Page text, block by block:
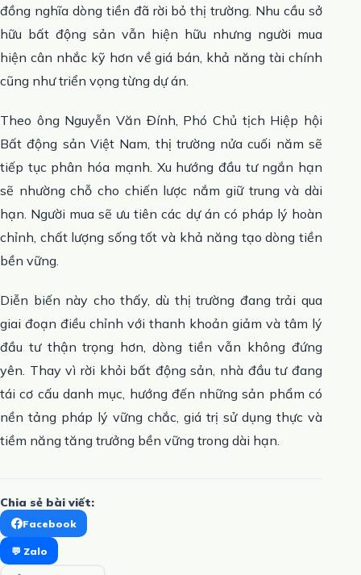
đồng nghĩa dòng tiền đã rời bỏ thị trường. Nhu cầu sở
hữu bất động sản vẫn hiện hữu nhưng người mua
hiện cân nhắc kỹ hơn về giá bán, khả năng tài chính
cũng như triển vọng từng dự án.
Theo ông Nguyễn Văn Đính, Phó Chủ tịch Hiệp hội
Bất động sản Việt Nam, thị trường nửa cuối năm sẽ
tiếp tục phân hóa mạnh. Xu hướng đầu tư ngắn hạn
sẽ nhường chỗ cho chiến lược nắm giữ trung và dài
hạn. Người mua sẽ ưu tiên các dự án có pháp lý hoàn
chỉnh, chất lượng sống tốt và khả năng tạo dòng tiền
bền vững.
Diễn biến này cho thấy, dù thị trường đang trải qua
giai đoạn điều chỉnh với thanh khoản giảm và tâm lý
đầu tư thận trọng hơn, dòng tiền vẫn không đứng
yên. Thay vì rời khỏi bất động sản, nhà đầu tư đang
tái cơ cấu danh mục, hướng đến những sản phẩm có
nền tảng pháp lý vững chắc, giá trị sử dụng thực và
tiềm năng tăng trưởng bền vững trong dài hạn.
Chia sẻ bài viết:
Facebook
💬 Zalo